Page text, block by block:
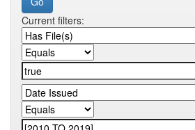
Current filters: